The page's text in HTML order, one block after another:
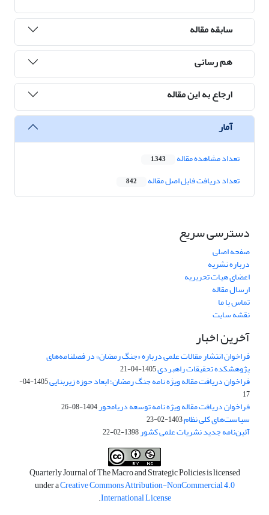
سابقه مقاله
هم رسانی
ارجاع به این مقاله
آمار
تعداد مشاهده مقاله 1,343
تعداد دریافت فایل اصل مقاله 842
دسترسی سریع
صفحه اصلی
درباره نشریه
اعضای هیات تحریریه
ارسال مقاله
تماس با ما
نقشه سایت
آخرین اخبار
فراخوان انتشار مقالات علمی درباره «جنگ رمضان» در فصلنامه‌های
پژوهشکده تحقیقات راهبردی1405-04-21
فراخوان دریافت مقاله ویژه نامه جنگ رمضان؛ ابعاد حوزه زیربنایی
1405-04-
17
فراخوان دریافت مقاله ویژه نامه توسعه دریامحور1404-08-26
سیاست‌های کلی نظام1403-02-23
آئین‌نامه جدید نشریات علمی کشور1398-02-22
Quarterly Journal of The Macro and Strategic Policies is licensed
under aCreative Commons Attribution-NonCommercial 4.0
International License
.